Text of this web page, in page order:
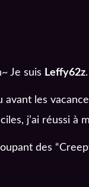
Je suis Leffy62z.
les
j’ai réussi à
des